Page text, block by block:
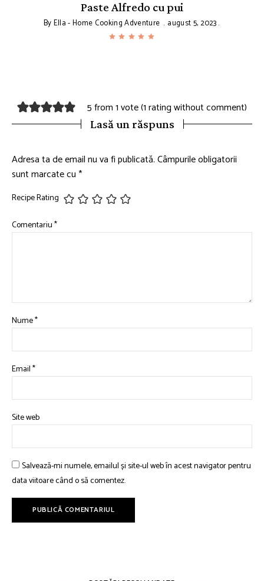
Paste Alfredo cu pui
ByElla - Home Cooking Adventure august 5, 2023
5 from 1 vote (1 rating without comment)
Lasă un răspuns
Adresa ta de email nu va fi publicată.Câmpurile obligatorii
sunt marcate cu*
Recipe Rating
Comentariu*
Nume*
Email*
Site web
Salvează-mi numele, emailul și site-ul web în acest navigator pentru
data viitoare când o să comentez.